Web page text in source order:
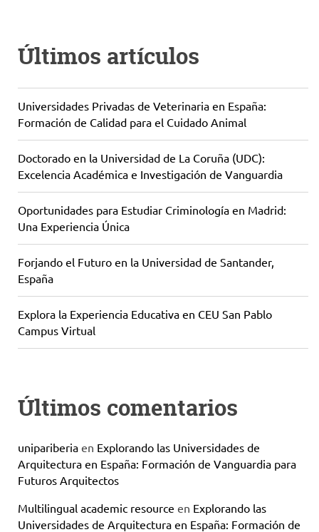
Últimos artículos
Universidades Privadas de Veterinaria en España:
Formación de Calidad para el Cuidado Animal
Doctorado en la Universidad de La Coruña (UDC):
Excelencia Académica e Investigación de Vanguardia
Oportunidades para Estudiar Criminología en Madrid:
Una Experiencia Única
Forjando el Futuro en la Universidad de Santander,
España
Explora la Experiencia Educativa en CEU San Pablo
Campus Virtual
Últimos comentarios
unipariberia en Explorando las Universidades de
Arquitectura en España: Formación de Vanguardia para
Futuros Arquitectos
Multilingual academic resource en Explorando las
Universidades de Arquitectura en España: Formación de